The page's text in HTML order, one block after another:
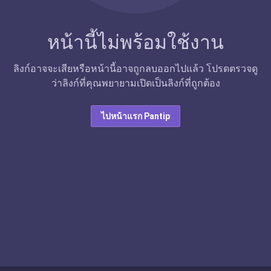
หน้านี้ไม่พร้อมใช้งาน
ลิงก์อาจจะเสียหรือหน้านี้อาจถูกลบออกไปแล้ว โปรดตรวจดู
ว่าลิงก์ที่คุณพยายามเปิดเป็นลิงก์ที่ถูกต้อง
ไปหน้าแรก Pantip